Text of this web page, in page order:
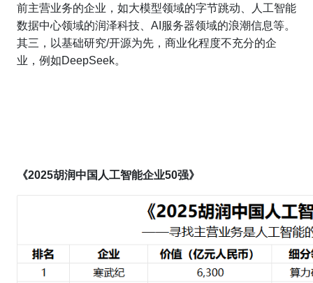
前主营业务的企业，如大模型领域的字节跳动、人工智能
数据中心领域的润泽科技、AI服务器领域的浪潮信息等。
其三，以基础研究/开源为先，商业化程度不充分的企
业，例如DeepSeek。
《2025胡润中国人工智能企业50强》